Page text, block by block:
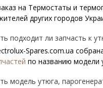
на Термостаты и
других городов
подходит ли запчасть к
Spares.com.ua
по названию модели
модель утюга,